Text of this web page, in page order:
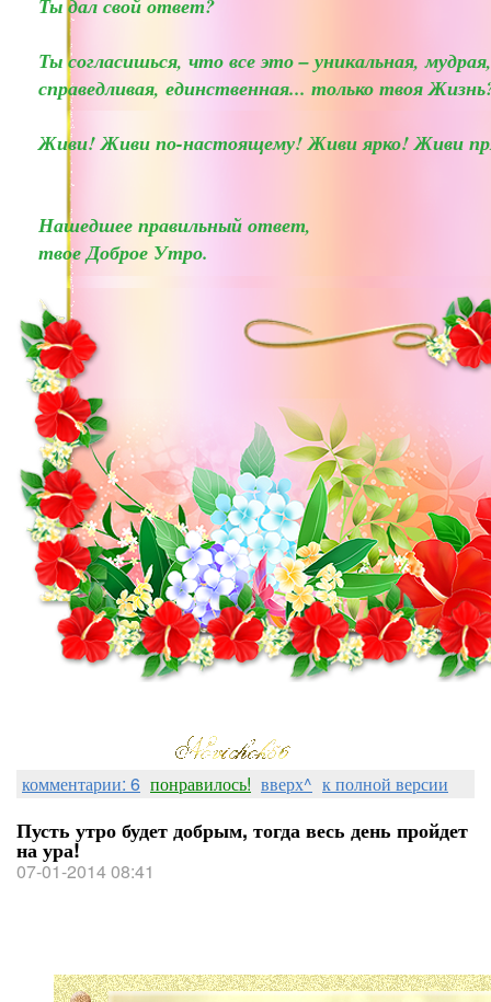
Ты дал свой ответ?
Ты согласишься, что все это – уникальная,
справедливая, единственная... только твоя
Живи! Живи по-настоящему! Живи ярко! Живи
Нашедшее правильный ответ,
твое Доброе Утро.
комментарии: 6 понравилось! вверх^ к полной версии
Пусть утро будет добрым, тогда весь день пройдет
на ура!
07-01-2014 08:41